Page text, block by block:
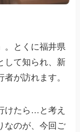
。とくに福井県
して知られ、新
が訪れます。
けたら…と考え
なのが、今回ご